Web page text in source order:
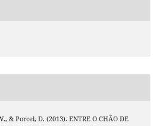
& Porcel, D. (2013). ENTRE O CHÃO DE